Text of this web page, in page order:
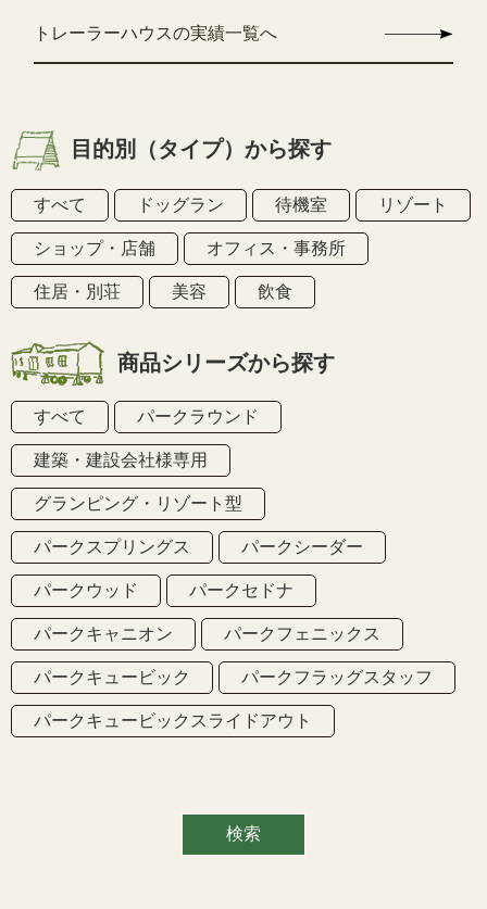
トレーラーハウスの実績一覧へ
目的別（タイプ）から探す
すべて ドッグラン 待機室 リゾート
ショップ・店舗 オフィス・事務所
住居・別荘 美容 飲食
商品シリーズから探す
すべて パークラウンド
建築・建設会社様専用
グランピング・リゾート型
パークスプリングス パークシーダー
パークウッド パークセドナ
パークキャニオン パークフェニックス
パークキュービック パークフラッグスタッフ
パークキュービックスライドアウト